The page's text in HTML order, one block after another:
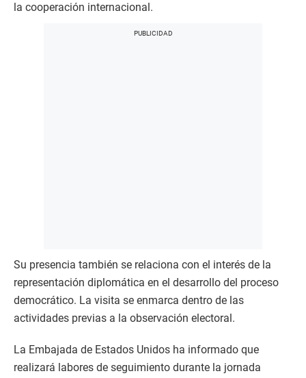
la cooperación internacional.
Su presencia también se relaciona con el interés de la
representación diplomática en el desarrollo del proceso
democrático. La visita se enmarca dentro de las
actividades previas a la observación electoral.
La Embajada de Estados Unidos ha informado que
realizará labores de seguimiento durante la jornada